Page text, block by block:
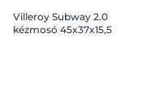
Villeroy Subway 2.0
kézmosó 45x37x15,5